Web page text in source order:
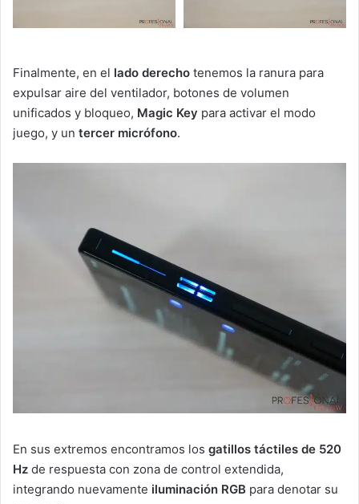
Finalmente, en el lado derecho tenemos la ranura para
expulsar aire del ventilador, botones de volumen
unificados y bloqueo, Magic Key para activar el modo
juego, y un tercer micrófono.
En sus extremos encontramos los gatillos táctiles de 520
Hz de respuesta con zona de control extendida,
integrando nuevamente iluminación RGB para denotar su